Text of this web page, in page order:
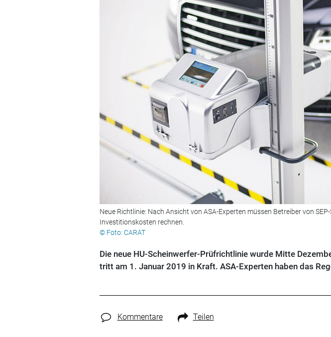
Neue Richtlinie: Nach Ansicht von ASA-Experten müssen Betreiber von
Investitionskosten rechnen.
© Foto: CARAT
Die neue HU-Scheinwerfer-Prüfrichtlinie wurde Mitte
tritt am 1. Januar 2019 in Kraft. ASA-Experten haben das
Kommentare Teilen